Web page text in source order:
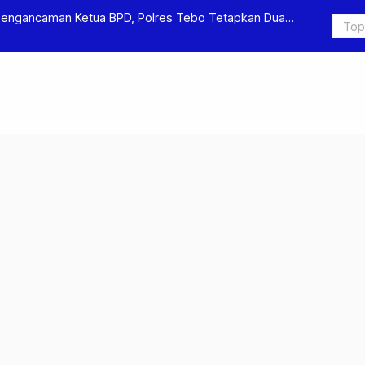
Ketua BPD, Polres Tebo Tetapkan Dua
Polres